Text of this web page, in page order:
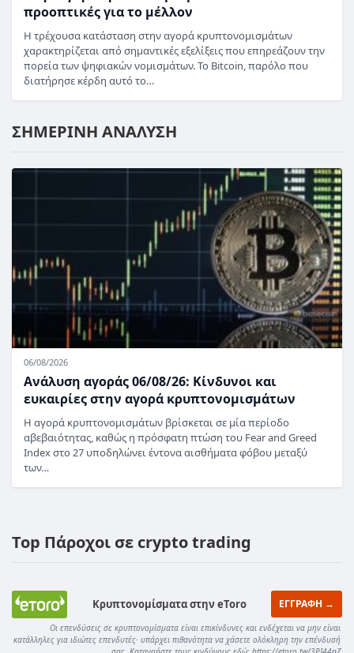
προοπτικές για το μέλλον
Η τρέχουσα κατάσταση στην αγορά κρυπτονομισμάτων
χαρακτηρίζεται από σημαντικές εξελίξεις που επηρεάζουν την
πορεία των ψηφιακών νομισμάτων. Το Bitcoin, παρόλο που
διατήρησε κέρδη αυτό το…
ΣΗΜΕΡΙΝΗ ΑΝΑΛΥΣΗ
06/08/2026
Ανάλυση αγοράς 06/08/26: Κίνδυνοι και
ευκαιρίες στην αγορά κρυπτονομισμάτων
Η αγορά κρυπτονομισμάτων βρίσκεται σε μία περίοδο
αβεβαιότητας, καθώς η πρόσφατη πτώση του Fear and Greed
Index στο 27 υποδηλώνει έντονα αισθήματα φόβου μεταξύ
των…
Top Πάροχοι σε crypto trading
Κρυπτονομίσματα στην eToro ΕΓΓΡΑΦΗ →
Οι επενδύσεις σε κρυπτονομίσματα είναι επικίνδυνες και ενδέχεται να μην είναι
κατάλληλες για ιδιώτες επενδυτές· υπάρχει πιθανότητα να χάσετε ολόκληρη την επένδυσή